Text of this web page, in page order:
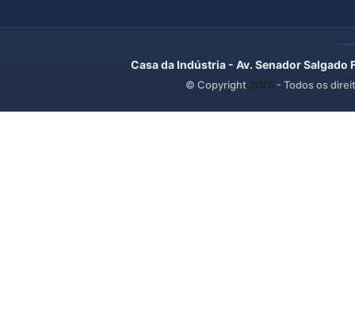
Casa da Indústria - Av. Senador
© Copyright 2026 - Todos os